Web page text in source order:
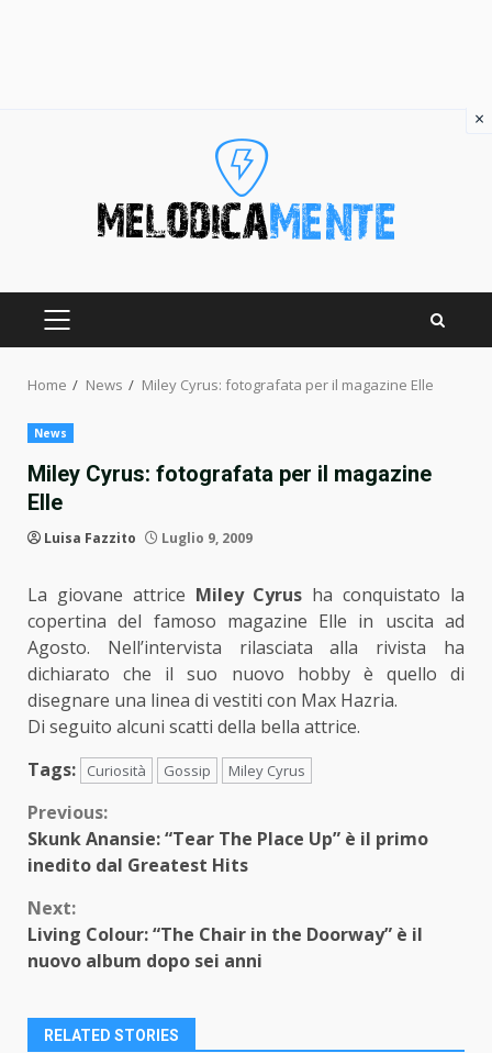
PRIMARY
Home News Miley Cyrus: fotografata per il magazine Elle
News
Miley Cyrus: fotografata per il magazine
Elle
Luisa Fazzito Luglio 9, 2009
La giovane attrice Miley Cyrus ha conquistato la
copertina del famoso magazine Elle in uscita ad
Agosto. Nell’intervista rilasciata alla rivista ha
dichiarato che il suo nuovo hobby è quello di
disegnare una linea di vestiti con Max Hazria.
Di seguito alcuni scatti della bella attrice.
Tags:
Curiosità Gossip Miley Cyrus
Continue
Reading
Previous:
Skunk Anansie: “Tear The Place Up” è il primo
inedito dal Greatest Hits
Next:
Living Colour: “The Chair in the Doorway” è il
nuovo album dopo sei anni
RELATED STORIES
×